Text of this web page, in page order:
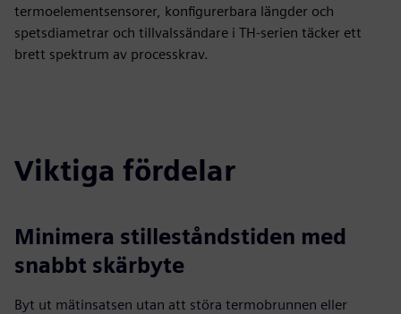
termoelementsensorer, konfigurerbara längder och
spetsdiametrar och tillvalssändare i TH-serien täcker ett
brett spektrum av processkrav.
Viktiga fördelar
Minimera stilleståndstiden med
snabbt skärbyte
Byt ut mätinsatsen utan att störa termobrunnen eller